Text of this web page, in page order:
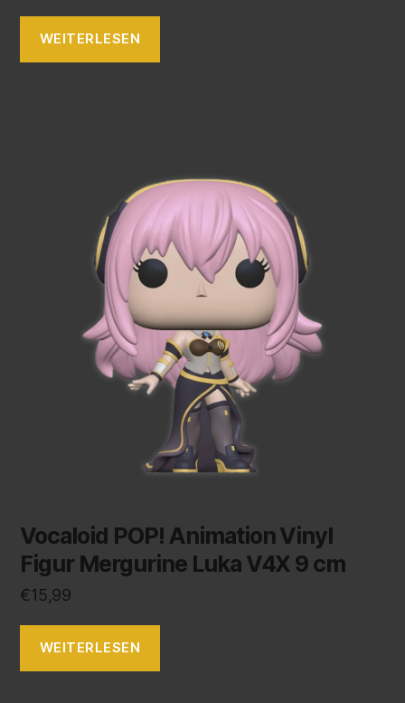
WEITERLESEN
Vocaloid POP! Animation Vinyl
Figur Mergurine Luka V4X 9 cm
€15,99
WEITERLESEN